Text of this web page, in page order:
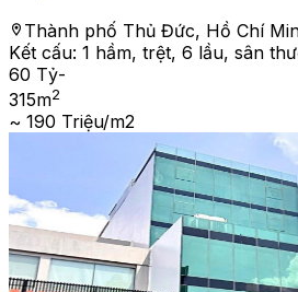
Thành phố Thủ Đức, Hồ Chí
Kết cấu: 1 hầm, trệt, 6 lầu, sân
60 Tỷ-
315m2
~ 190 Triệu/m2